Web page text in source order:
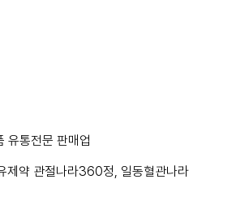
유통전문 판매업
제약 관절나라360정, 일동혈관나라